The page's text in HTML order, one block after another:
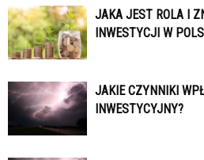
JAKA JEST ROLA I
INWESTYCJI W
JAKIE CZYNNIKI
INWESTYCYJNY?